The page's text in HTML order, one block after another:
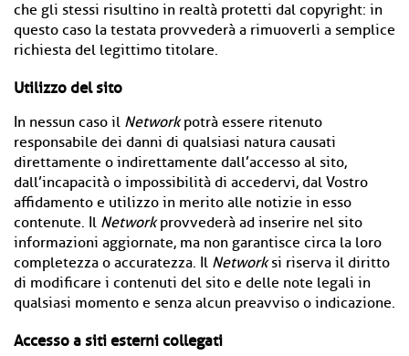
che gli stessi risultino in realtà protetti dal copyright: in
questo caso la testata provvederà a rimuoverli a semplice
richiesta del legittimo titolare.
Utilizzo del sito
In nessun caso il Networkpotrà essere ritenuto
responsabile dei danni di qualsiasi natura causati
direttamente o indirettamente dall’accesso al sito,
dall’incapacità o impossibilità di accedervi, dal Vostro
affidamento e utilizzo in merito alle notizie in esso
contenute. Il Networkprovvederà ad inserire nel sito
informazioni aggiornate, ma non garantisce circa la loro
completezza o accuratezza. Il Networksi riserva il diritto
di modificare i contenuti del sito e delle note legali in
qualsiasi momento e senza alcun preavviso o indicazione.
Accesso a siti esterni collegati